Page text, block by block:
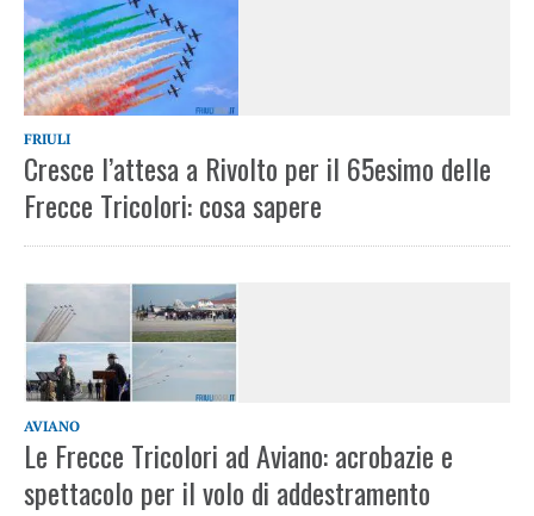
FRIULI
Cresce l’attesa a Rivolto per il 65esimo delle
Frecce Tricolori: cosa sapere
AVIANO
Le Frecce Tricolori ad Aviano: acrobazie e
spettacolo per il volo di addestramento